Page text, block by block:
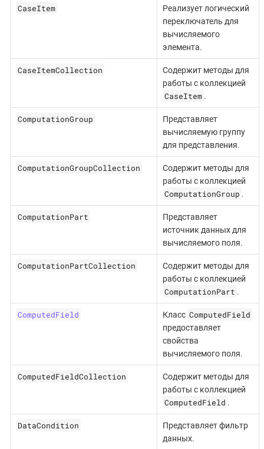
CaseItem
Реализует логический
переключатель для
вычисляемого
элемента.
CaseItemCollection
Содержит методы для
работы с коллекцией
CaseItem .
ComputationGroup
Представляет
вычисляемую группу
для представления.
ComputationGroupCollection
Содержит методы для
работы с коллекцией
ComputationGroup .
ComputationPart
Представляет
источник данных для
вычисляемого поля.
ComputationPartCollection
Содержит методы для
работы с коллекцией
ComputationPart .
ComputedField Класс ComputedField
предоставляет
свойства
вычисляемого поля.
ComputedFieldCollection
Содержит методы для
работы с коллекцией
ComputedField .
DataCondition
Представляет фильтр
данных.